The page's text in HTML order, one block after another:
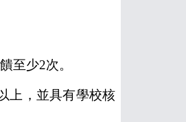
至少2次。
上，並具有學校核